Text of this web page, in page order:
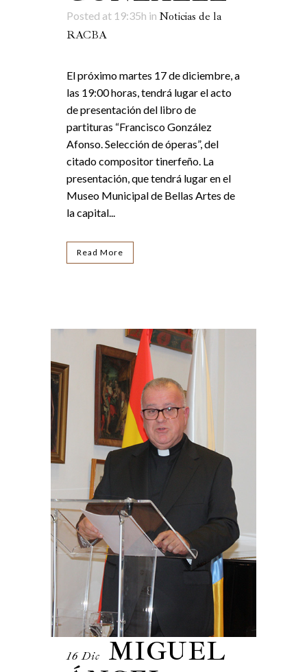
Posted at 19:35h in Noticias de la
RACBA
El próximo martes 17 de diciembre, a
las 19:00 horas, tendrá lugar el acto
de presentación del libro de
partituras “Francisco González
Afonso. Selección de óperas”, del
citado compositor tinerfeño. La
presentación, que tendrá lugar en el
Museo Municipal de Bellas Artes de
la capital...
Read More
16 Dic
MIGUEL